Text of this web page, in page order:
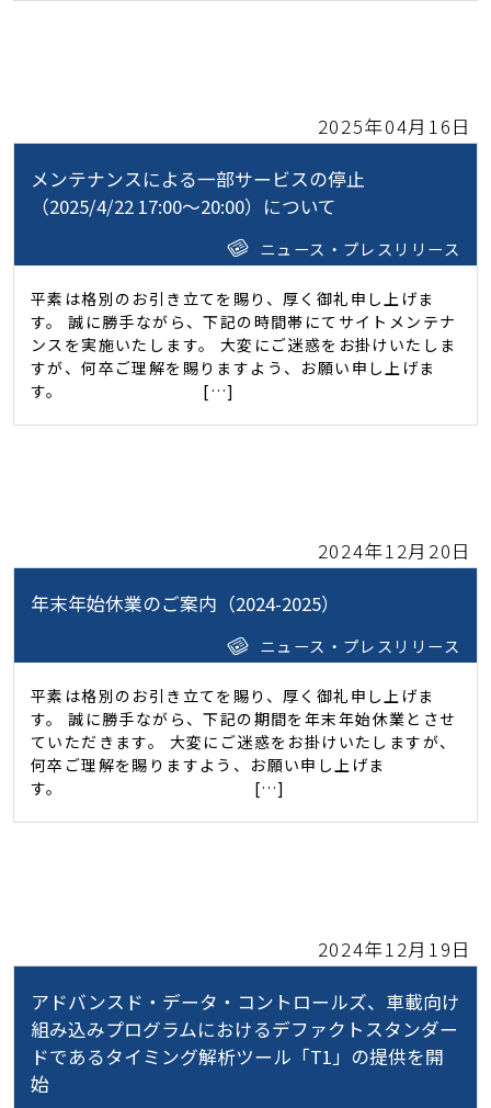
2025年04月16日
メンテナンスによる一部サービスの停止
（2025/4/22 17:00～20:00）について
ニュース・プレスリリース
平素は格別のお引き立てを賜り、厚く御礼申し上げま
す。 誠に勝手ながら、下記の時間帯にてサイトメンテナ
ンスを実施いたします。 大変にご迷惑をお掛けいたしま
すが、何卒ご理解を賜りますよう、お願い申し上げま
す。 […]
2024年12月20日
年末年始休業のご案内（2024-2025）
ニュース・プレスリリース
平素は格別のお引き立てを賜り、厚く御礼申し上げま
す。 誠に勝手ながら、下記の期間を年末年始休業とさせ
ていただきます。 大変にご迷惑をお掛けいたしますが、
何卒ご理解を賜りますよう、お願い申し上げま
す。 […]
2024年12月19日
アドバンスド・データ・コントロールズ、車載向け
組み込みプログラムにおけるデファクトスタンダー
ドであるタイミング解析ツール「T1」の提供を開
始